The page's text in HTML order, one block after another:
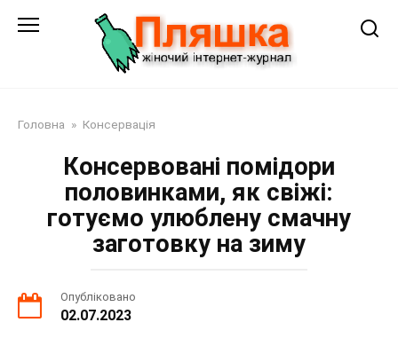
Головна » Консервація
Консервовані помідори
половинками, як свіжі:
готуємо улюблену смачну
заготовку на зиму
Опубліковано
02.07.2023